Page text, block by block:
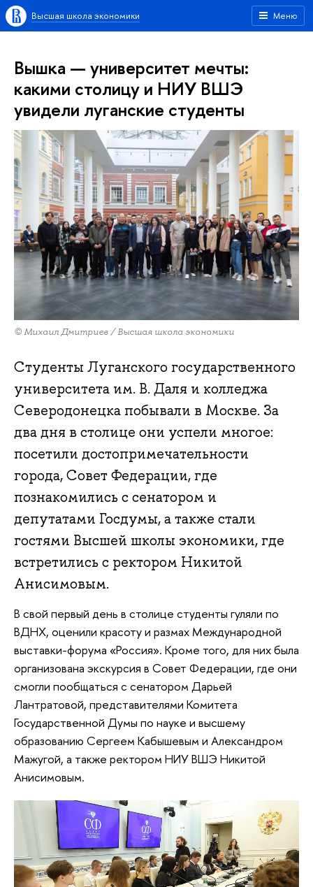
Меню
Высшая школа экономики
Вышка — университет мечты:
какими столицу и НИУ ВШЭ
увидели луганские студенты
© Михаил Дмитриев / Высшая школа экономики
Студенты Луганского государственного
университета им. В. Даля и колледжа
Северодонецка побывали в Москве. За
два дня в столице они успели многое:
посетили достопримечательности
города, Совет Федерации, где
познакомились с сенатором и
депутатами Госдумы, а также стали
гостями Высшей школы экономики, где
встретились с ректором Никитой
Анисимовым.
В свой первый день в столице студенты гуляли по
ВДНХ, оценили красоту и размах Международной
выставки-форума «Россия». Кроме того, для них была
организована экскурсия в Совет Федерации, где они
смогли пообщаться с сенатором Дарьей
Лантратовой, представителями Комитета
Государственной Думы по науке и высшему
образованию Сергеем Кабышевым и Александром
Мажугой, а также ректором НИУ ВШЭ Никитой
Анисимовым.